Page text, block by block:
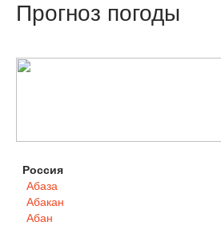
Прогноз погоды
Россия
Абаза
Абакан
Абан